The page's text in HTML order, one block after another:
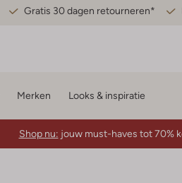
Gratis 30 dagen retourneren*
Merken Looks & inspiratie
Shop nu: jouw must-haves tot 70%